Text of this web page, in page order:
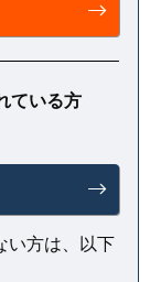
ている方
い方は、以下